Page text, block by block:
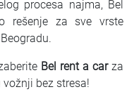
procesa najma, Bel
rešenje za sve vrste
Bel rent a carza
bez stresa!